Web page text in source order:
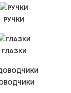
РУЧКИ
ГЛАЗКИ